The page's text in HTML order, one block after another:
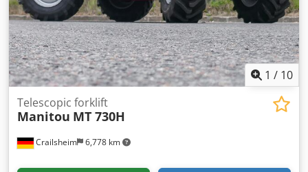
1 / 10
Crailsheim 6,778 km
Telescopic forklift
Manitou MT 730H